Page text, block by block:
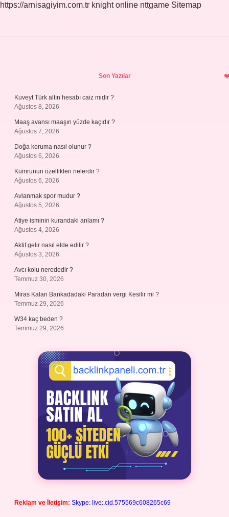
https://arnisagiyim.com.tr knight online nttgame Sitemap
Son Yazılar
Kuveyt Türk altın hesabı caiz midir ?
Ağustos 8, 2026
Maaş avansı maaşın yüzde kaçıdır ?
Ağustos 7, 2026
Doğa koruma nasıl olunur ?
Ağustos 6, 2026
Kumrunun özellikleri nelerdir ?
Ağustos 6, 2026
Avlanmak spor mudur ?
Ağustos 5, 2026
Atiye isminin kurandaki anlamı ?
Ağustos 4, 2026
Aktif gelir nasıl elde edilir ?
Ağustos 3, 2026
Avcı kolu nerededir ?
Temmuz 30, 2026
Miras Kalan Bankadadaki Paradan vergi Kesilir mi ?
Temmuz 29, 2026
W34 kaç beden ?
Temmuz 29, 2026
Reklam ve İletişim: Skype: live:.cid.575569c608265c69